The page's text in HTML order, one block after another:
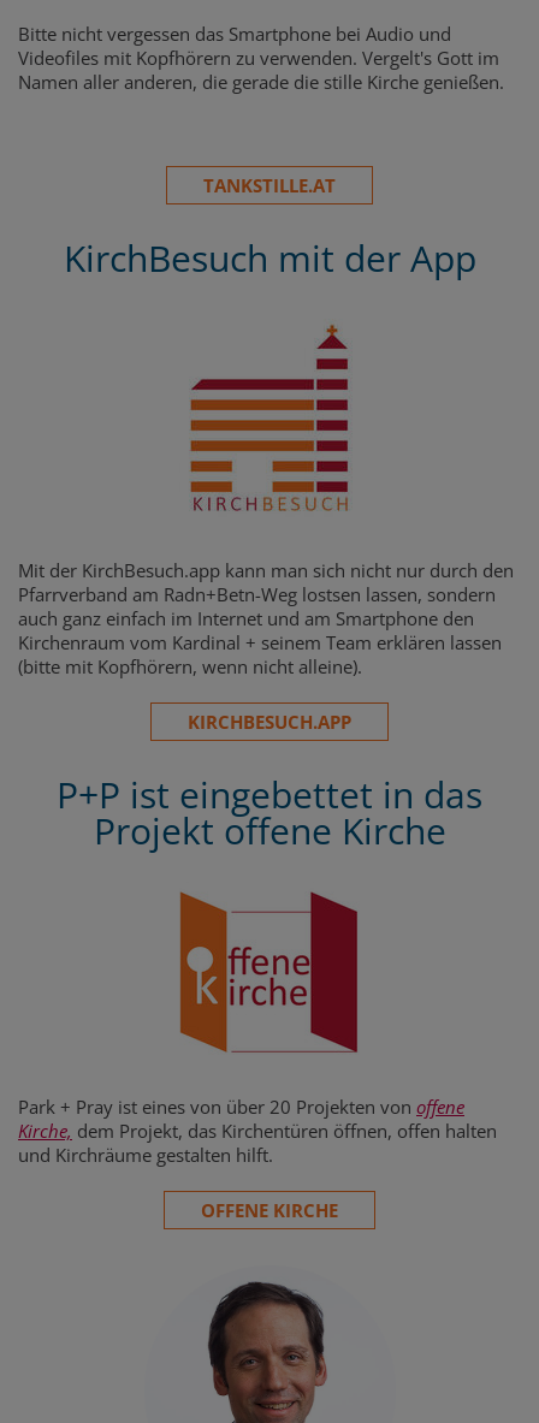
Bitte nicht vergessen das Smartphone bei Audio und
Videofiles mit Kopfhörern zu verwenden. Vergelt's Gott im
Namen aller anderen, die gerade die stille Kirche genießen.
TANKSTILLE.AT
KirchBesuch mit der App
Mit der KirchBesuch.app kann man sich nicht nur durch den
Pfarrverband am Radn+Betn-Weg lostsen lassen, sondern
auch ganz einfach im Internet und am Smartphone den
Kirchenraum vom Kardinal + seinem Team erklären lassen
(bitte mit Kopfhörern, wenn nicht alleine).
KIRCHBESUCH.APP
P+P ist eingebettet in das
Projekt offene Kirche
Park + Pray ist eines von über 20 Projekten von offene
Kirche, dem Projekt, das Kirchentüren öffnen, offen halten
und Kirchräume gestalten hilft.
OFFENE KIRCHE